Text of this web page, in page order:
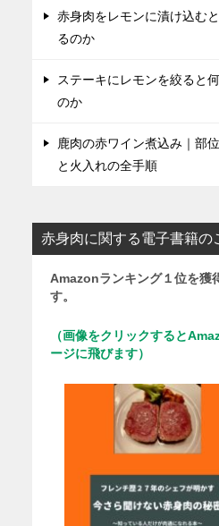
赤身肉をレモンに漬け込む
るのか
ステーキにレモンを絞ると
のか
鹿肉の赤ワイン煮込み｜部
と火入れの全手順
赤身肉に関する電子書籍の
Amazonランキング１位を獲
す。
（画像をクリックすると
ージに飛びます）